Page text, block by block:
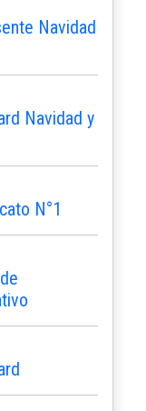
Navidad
Navidad y
N°1